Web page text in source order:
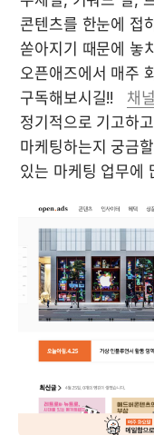
콘텐츠를 한눈에 접
쏟아지기 때문에 놓
오픈애즈에서 매주
구독해보시길!! 채
정기적으로 기고하
마케팅하는지 궁금
있는 마케팅 업무에